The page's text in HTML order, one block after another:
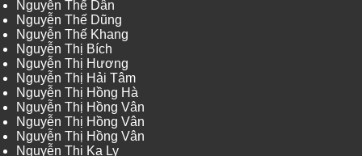
Nguyễn Thế Dân
Nguyễn Thế Dũng
Nguyễn Thế Khang
Nguyễn Thị Bích
Nguyễn Thị Hương
Nguyễn Thị Hải Tâm
Nguyễn Thị Hồng Hà
Nguyễn Thị Hồng Vân
Nguyễn Thị Hồng Vân
Nguyễn Thị Hồng Vân
Nguyễn Thị Ka Ly